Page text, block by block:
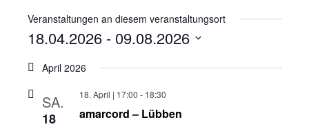
Veranstaltungen an diesem veranstaltungsort
18.04.2026 - 09.08.2026
wählen.
April 2026
SA.
18 amarcord – Lübben
18. April | 17:00 - 18:30